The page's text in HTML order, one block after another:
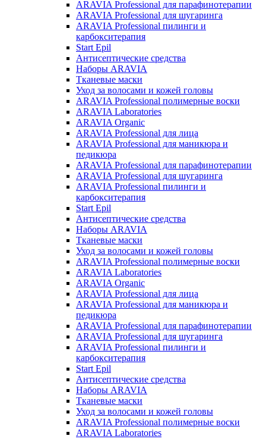
ARAVIA Professional для парафинотерапии
ARAVIA Professional для шугаринга
ARAVIA Professional пилинги и
карбокситерапия
Start Epil
Антисептические средства
Наборы ARAVIA
Тканевые маски
Уход за волосами и кожей головы
ARAVIA Professional полимерные воски
ARAVIA Laboratories
ARAVIA Organic
ARAVIA Professional для лица
ARAVIA Professional для маникюра и
педикюра
ARAVIA Professional для парафинотерапии
ARAVIA Professional для шугаринга
ARAVIA Professional пилинги и
карбокситерапия
Start Epil
Антисептические средства
Наборы ARAVIA
Тканевые маски
Уход за волосами и кожей головы
ARAVIA Professional полимерные воски
ARAVIA Laboratories
ARAVIA Organic
ARAVIA Professional для лица
ARAVIA Professional для маникюра и
педикюра
ARAVIA Professional для парафинотерапии
ARAVIA Professional для шугаринга
ARAVIA Professional пилинги и
карбокситерапия
Start Epil
Антисептические средства
Наборы ARAVIA
Тканевые маски
Уход за волосами и кожей головы
ARAVIA Professional полимерные воски
ARAVIA Laboratories